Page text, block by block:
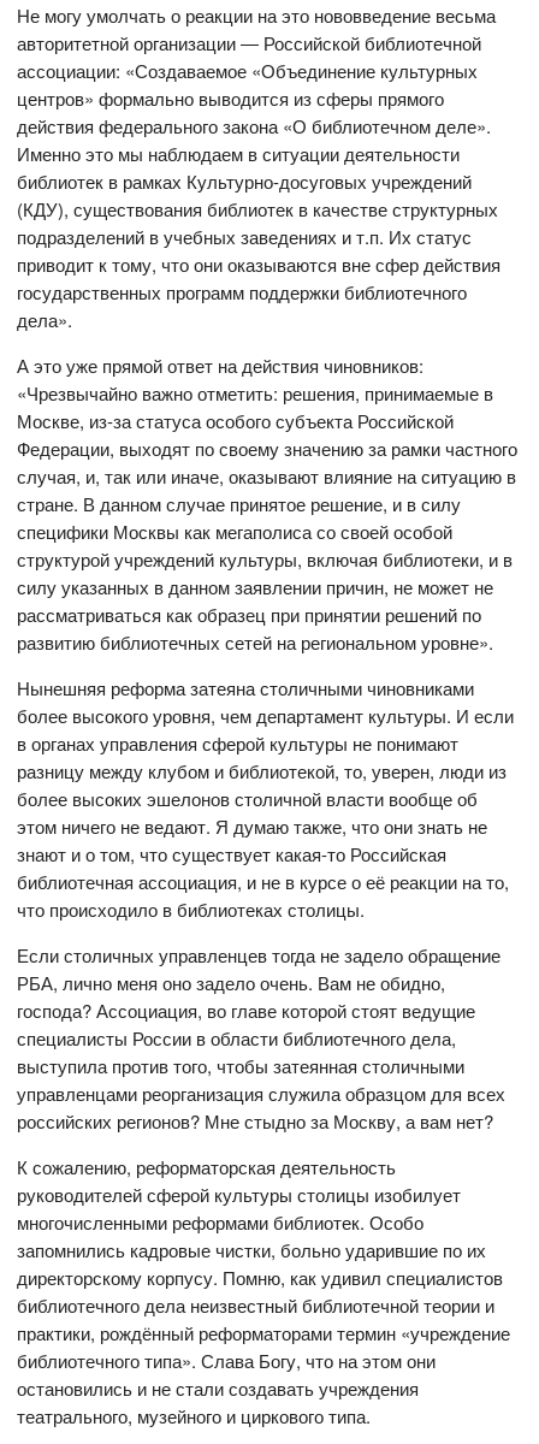
Не могу умолчать о реакции на это нововведение весьма
авторитетной организации ― Российской библиотечной
ассоциации: «Создаваемое «Объединение культурных
центров» формально выводится из сферы прямого
действия федерального закона «О библиотечном деле».
Именно это мы наблюдаем в ситуации деятельности
библиотек в рамках Культурно-досуговых учреждений
(КДУ), существования библиотек в качестве структурных
подразделений в учебных заведениях и т.п. Их статус
приводит к тому, что они оказываются вне сфер действия
государственных программ поддержки библиотечного
дела».
А это уже прямой ответ на действия чиновников:
«Чрезвычайно важно отметить: решения, принимаемые в
Москве, из-за статуса особого субъекта Российской
Федерации, выходят по своему значению за рамки частного
случая, и, так или иначе, оказывают влияние на ситуацию в
стране. В данном случае принятое решение, и в силу
специфики Москвы как мегаполиса со своей особой
структурой учреждений культуры, включая библиотеки, и в
силу указанных в данном заявлении причин, не может не
рассматриваться как образец при принятии решений по
развитию библиотечных сетей на региональном уровне».
Нынешняя реформа затеяна столичными чиновниками
более высокого уровня, чем департамент культуры. И если
в органах управления сферой культуры не понимают
разницу между клубом и библиотекой, то, уверен, люди из
более высоких эшелонов столичной власти вообще об
этом ничего не ведают. Я думаю также, что они знать не
знают и о том, что существует какая-то Российская
библиотечная ассоциация, и не в курсе о её реакции на то,
что происходило в библиотеках столицы.
Если столичных управленцев тогда не задело обращение
РБА, лично меня оно задело очень. Вам не обидно,
господа? Ассоциация, во главе которой стоят ведущие
специалисты России в области библиотечного дела,
выступила против того, чтобы затеянная столичными
управленцами реорганизация служила образцом для всех
российских регионов? Мне стыдно за Москву, а вам нет?
К сожалению, реформаторская деятельность
руководителей сферой культуры столицы изобилует
многочисленными реформами библиотек. Особо
запомнились кадровые чистки, больно ударившие по их
директорскому корпусу. Помню, как удивил специалистов
библиотечного дела неизвестный библиотечной теории и
практики, рождённый реформаторами термин «учреждение
библиотечного типа». Слава Богу, что на этом они
остановились и не стали создавать учреждения
театрального, музейного и циркового типа.